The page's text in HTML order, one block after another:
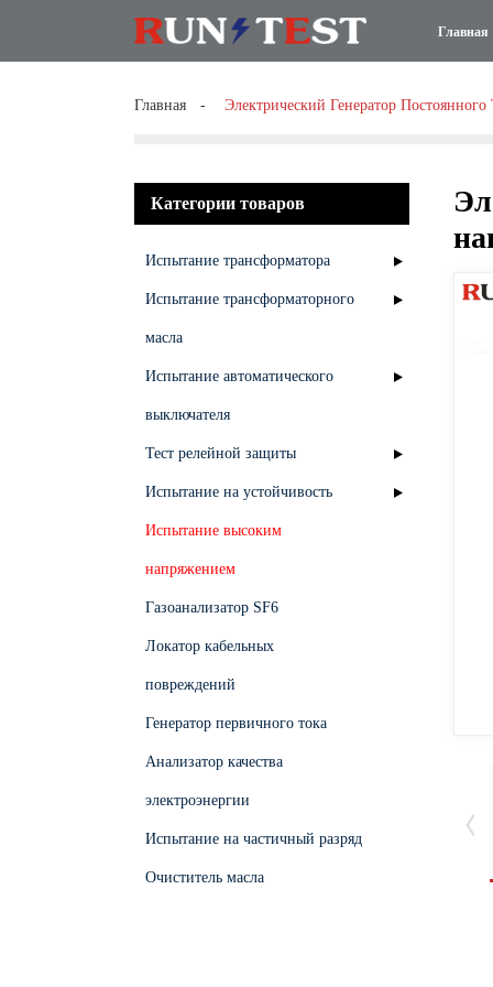
Главная
Главная Электрический Генератор
Категории товаров
Испытание трансформатора
Испытание трансформаторного
масла
Испытание автоматического
выключателя
Тест релейной защиты
Испытание на устойчивость
Испытание высоким
напряжением
Газоанализатор SF6
Локатор кабельных
повреждений
Генератор первичного тока
Анализатор качества
электроэнергии
Испытание на частичный разряд
Очиститель масла